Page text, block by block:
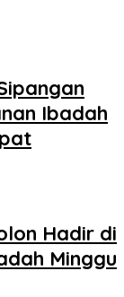
Ibadah
Hadir di
Minggu